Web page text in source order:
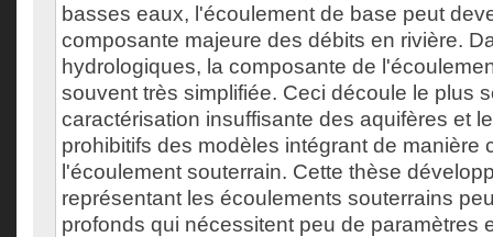
basses eaux, l'écoulement de base peut
composante majeure des débits en rivière.
hydrologiques, la composante de
souvent très simplifiée. Ceci découle le plus
caractérisation insuffisante des aquifères et
prohibitifs des modèles intégrant de manière
l'écoulement souterrain. Cette thèse
représentant les écoulements souterrains
profonds qui nécessitent peu de paramètres